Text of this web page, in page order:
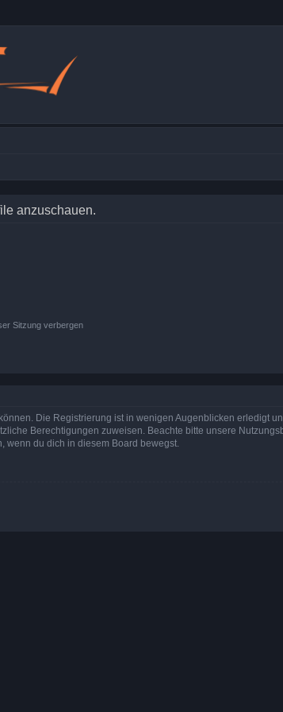
anzuschauen.
Sitzung verbergen
Die Registrierung ist in wenigen Augenblicken erledigt
Berechtigungen zuweisen. Beachte bitte unsere
wenn du dich in diesem Board bewegst.